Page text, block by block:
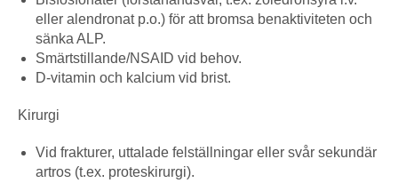
eller alendronat p.o.) för att bromsa benaktiviteten och
sänka ALP.
Smärtstillande/NSAID vid behov.
D-vitamin och kalcium vid brist.
Kirurgi
Vid frakturer, uttalade felställningar eller svår sekundär
artros (t.ex. proteskirurgi).